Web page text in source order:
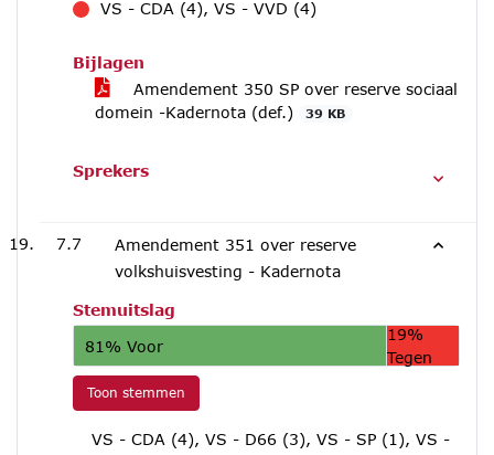
VS - CDA (4), VS - VVD (4)
Bijlagen
Amendement 350 SP over reserve sociaal
domein -Kadernota (def.)
39 KB
Sprekers
7.7
Amendement 351 over reserve
volkshuisvesting - Kadernota
Stemuitslag
81% Voor
19%
Tegen
Toon stemmen
VS - CDA (4), VS - D66 (3), VS - SP (1), VS -